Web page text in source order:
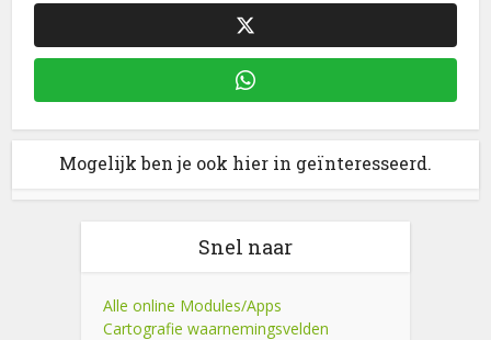
Mogelijk ben je ook hier in geïnteresseerd.
Snel naar
Alle online Modules/Apps
Cartografie waarnemingsvelden